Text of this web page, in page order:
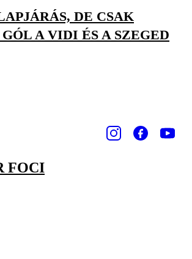
DE CSAK
A VIDI ÉS A SZEGED
FOCI